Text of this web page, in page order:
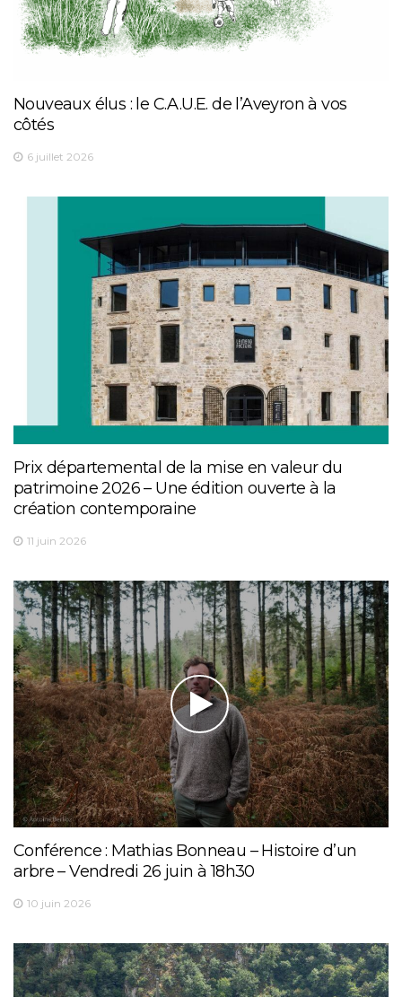
Nouveaux élus : le C.A.U.E. de l’Aveyron à vos
côtés
6 juillet 2026
Prix départemental de la mise en valeur du
patrimoine 2026 – Une édition ouverte à la
création contemporaine
11 juin 2026
Conférence : Mathias Bonneau – Histoire d’un
arbre – Vendredi 26 juin à 18h30
10 juin 2026